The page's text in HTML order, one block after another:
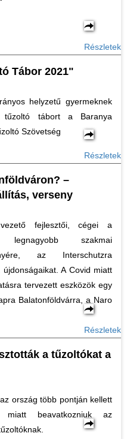
Részletek
Tábor 2021"
helyzetű gyermeknek
tűzoltó tábort a Baranya
Szövetség
Részletek
–
verseny
fejlesztői, cégei a
legnagyobb szakmai
az Interschutzra
újdonságaikat. A Covid miatt
tervezett eszközök egy
Balatonföldvárra, a Naro
Részletek
a tűzoltókat a
ország több pontján kellett
beavatkozniuk az